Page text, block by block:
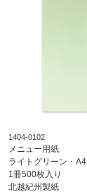
1404-0102
メニュー用紙
ライトグリーン・A4
1冊500枚入り
北越紀州製紙